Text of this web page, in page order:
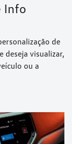
Info
de
deseja visualizar,
ou a